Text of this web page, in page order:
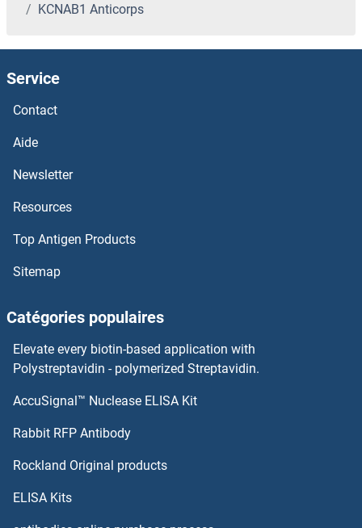
Kazrin Anticorps
KATNAL2 Anticorps
KATNAL1 Anticorps
KATNA1 Anticorps
KAT2A Anticorps
KCNC1 Anticorps
KCNAB1 Anticorps
Service
Contact
Aide
Newsletter
Resources
Top Antigen Products
Sitemap
Catégories populaires
Elevate every biotin-based application with
Polystreptavidin - polymerized Streptavidin.
AccuSignal™ Nuclease ELISA Kit
Rabbit RFP Antibody
Rockland Original products
ELISA Kits